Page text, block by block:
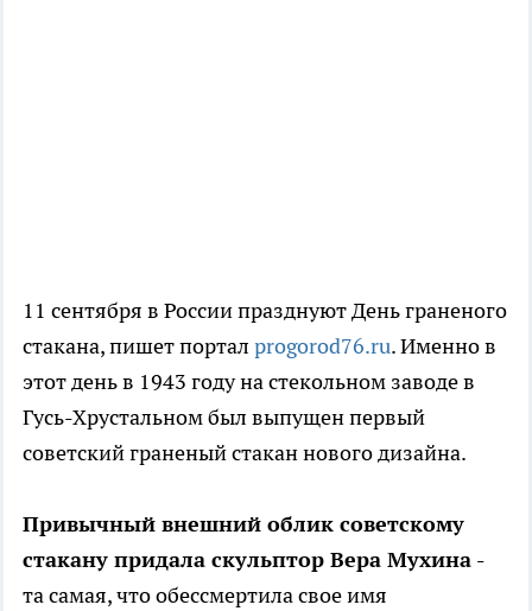
11 сентября в России празднуют День граненого
стакана, пишет портал progorod76.ru. Именно в
этот день в 1943 году на стекольном заводе в
Гусь-Хрустальном был выпущен первый
советский граненый стакан нового дизайна.
Привычный внешний облик советскому
стакану придала скульптор Вера Мухина -
та самая, что обессмертила свое имя